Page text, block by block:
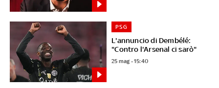
L'annuncio di Dembélé:
"Contro l'Arsenal ci sarò"
PSG
25 mag - 15:40